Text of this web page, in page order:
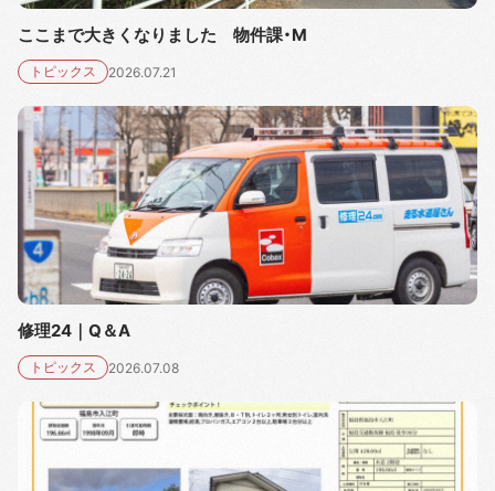
ここまで大きくなりました 物件課・M
トピックス 2026.07.21
修理24｜Q＆A
トピックス 2026.07.08